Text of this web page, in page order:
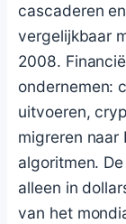
cascaderen
vergelijkbaar
2008.
ondernemen:
uitvoeren,
migreren naar
algoritmen.
alleen in
van het